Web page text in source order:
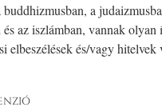
a
és az iszlámban, vannak olyan
elbeszélések és/vagy hitelvek